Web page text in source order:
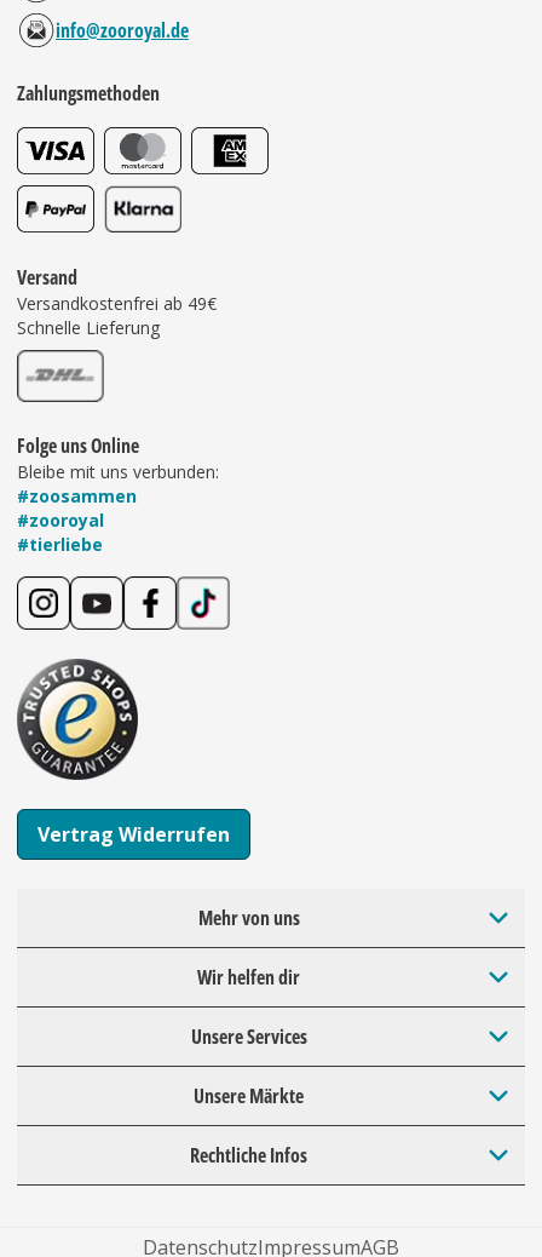
info@zooroyal.de
Zahlungsmethoden
Versand
Versandkostenfrei ab 49€
Schnelle Lieferung
Folge uns Online
Bleibe mit uns verbunden:
#zoosammen
#zooroyal
#tierliebe
Vertrag Widerrufen
Mehr von uns
Wir helfen dir
Unsere Services
Unsere Märkte
Rechtliche Infos
DatenschutzImpressumAGB